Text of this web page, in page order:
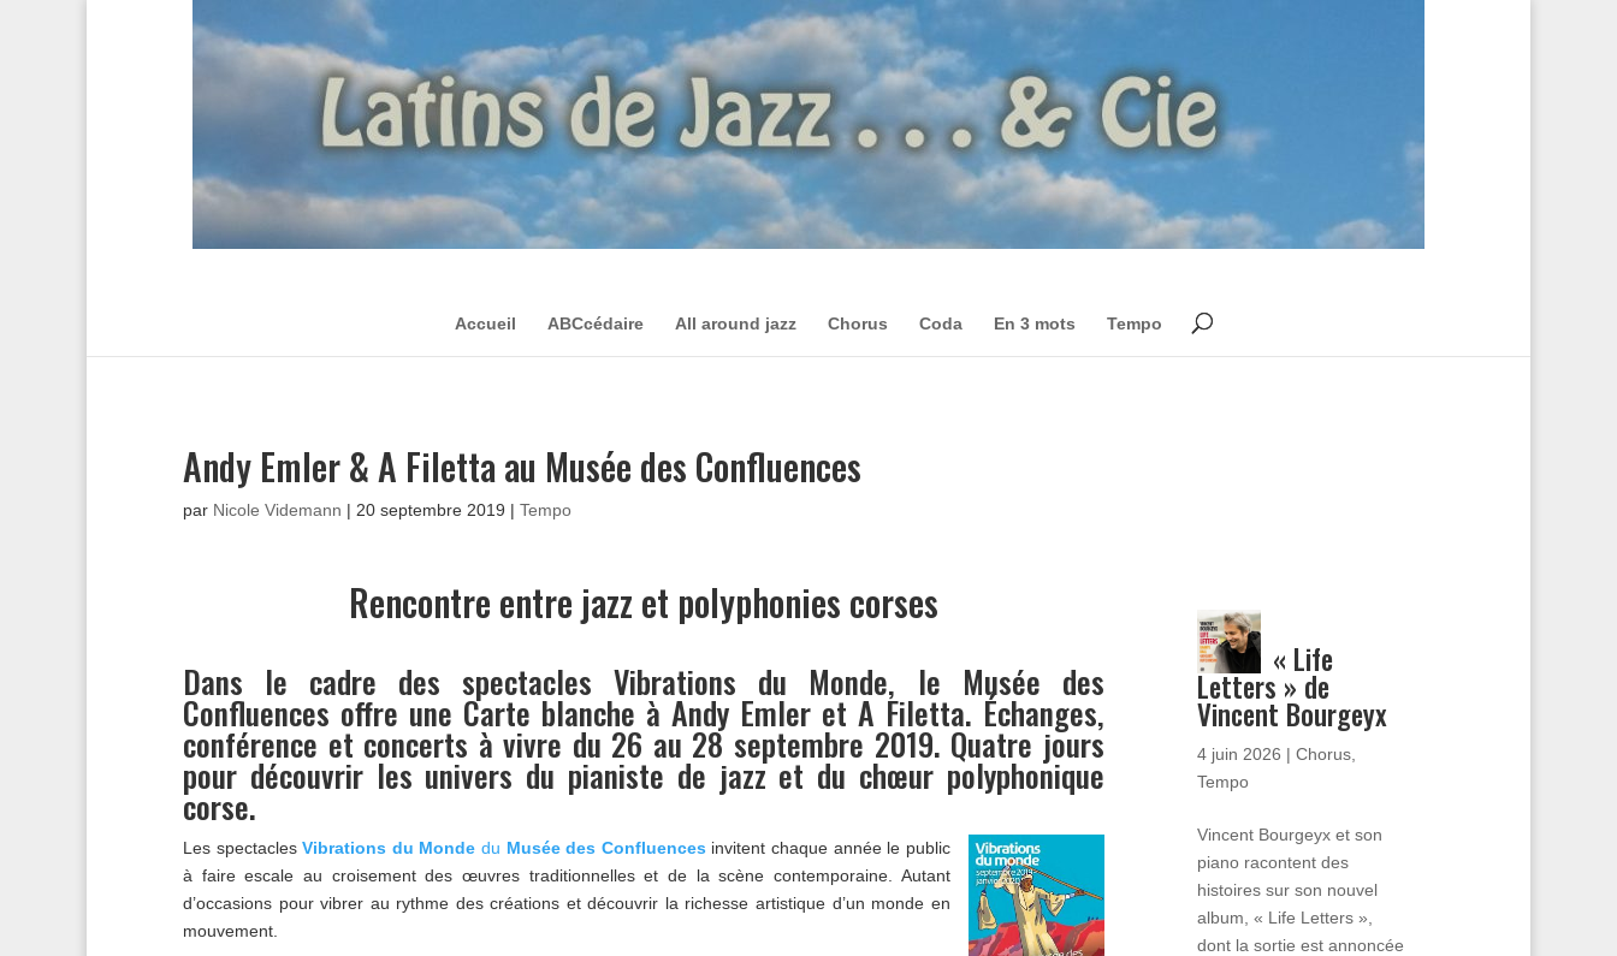
Accueil ABCcédaire All around jazz Chorus Coda En 3 mots Tempo
Andy Emler & A Filetta au Musée des Confluences
par Nicole Videmann | 20 septembre 2019 | Tempo
Rencontre entre jazz et polyphonies corses
Dans le cadre des spectacles Vibrations du Monde, le Musée des
Confluences offre une Carte blanche à Andy Emler et A Filetta. Échanges,
conférence et concerts à vivre du 26 au 28 septembre 2019. Quatre jours
pour découvrir les univers du pianiste de jazz et du chœur polyphonique
corse.
Les spectaclesVibrations du Monde du Musée des Confluences invitent chaque année le public
à faire escale au croisement des œuvres traditionnelles et de la scène contemporaine. Autant
d’occasions pour vibrer au rythme des créations et découvrir la richesse artistique d’un monde en
mouvement.
« Life
Letters » de
Vincent Bourgeyx
4 juin 2026 | Chorus,
Tempo
Vincent Bourgeyx et son
piano racontent des
histoires sur son nouvel
album, « Life Letters »,
dont la sortie est annoncée